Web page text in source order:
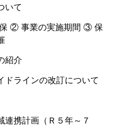
いて
② 事業の実施期間 ③ 保
紹介
ドラインの改訂について
連携計画（Ｒ５年～７